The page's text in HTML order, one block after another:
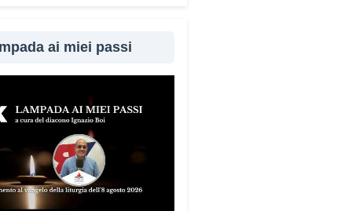
ai miei passi